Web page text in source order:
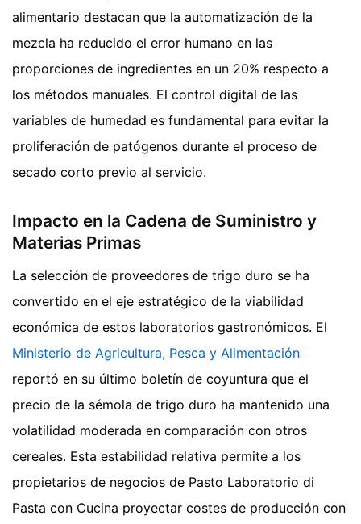
alimentario destacan que la automatización de la
mezcla ha reducido el error humano en las
proporciones de ingredientes en un 20% respecto a
los métodos manuales. El control digital de las
variables de humedad es fundamental para evitar la
proliferación de patógenos durante el proceso de
secado corto previo al servicio.
Impacto en la Cadena de Suministro y
Materias Primas
La selección de proveedores de trigo duro se ha
convertido en el eje estratégico de la viabilidad
económica de estos laboratorios gastronómicos. El
Ministerio de Agricultura, Pesca y Alimentación
reportó en su último boletín de coyuntura que el
precio de la sémola de trigo duro ha mantenido una
volatilidad moderada en comparación con otros
cereales. Esta estabilidad relativa permite a los
propietarios de negocios de Pasto Laboratorio di
Pasta con Cucina proyectar costes de producción con